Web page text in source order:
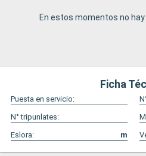
En estos momentos no
Ficha
Puesta en servicio:
N° tripunlates:
Eslora:
m